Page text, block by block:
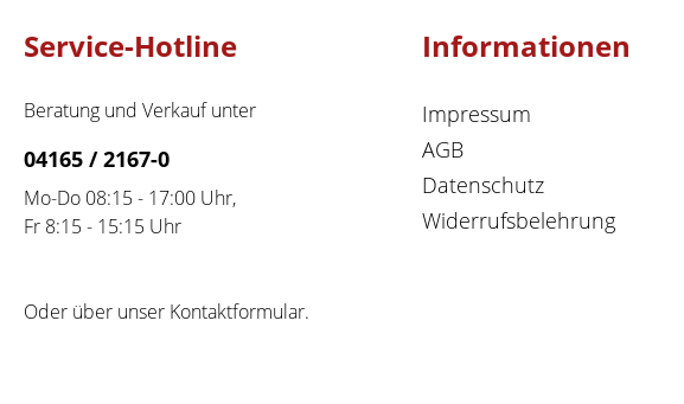
Service-Hotline
Beratung und Verkauf unter
04165 / 2167-0
Mo-Do 08:15 - 17:00 Uhr,
Fr 8:15 - 15:15 Uhr
Oder über unser Kontaktformular.
Informationen
Impressum
AGB
Datenschutz
Widerrufsbelehrung